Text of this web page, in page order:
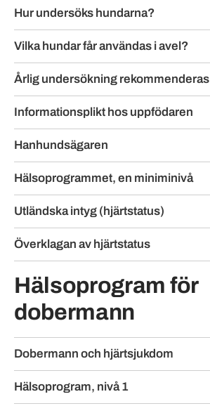
Hur undersöks hundarna?
Vilka hundar får användas i avel?
Årlig undersökning rekommenderas
Informationsplikt hos uppfödaren
Hanhundsägaren
Hälsoprogrammet, en miniminivå
Utländska intyg (hjärtstatus)
Överklagan av hjärtstatus
Hälsoprogram för
dobermann
Dobermann och hjärtsjukdom
Hälsoprogram, nivå 1